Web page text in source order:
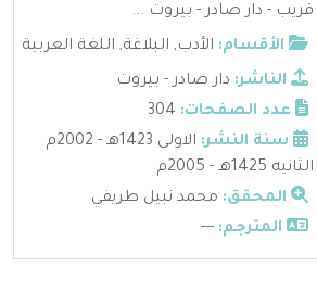
قريب - دار صادر - بيروت ...
الأقسام: الأدب, البلاغة, اللغة العربية
الناشر: دار صادر - بيروت
عدد الصفحات:
سنة النشر:
الاولى 1423هـ - 2002م
الثانيه 1425هـ - 2005م
المحقق: محمد نبيل طريفي
المترجم: ---